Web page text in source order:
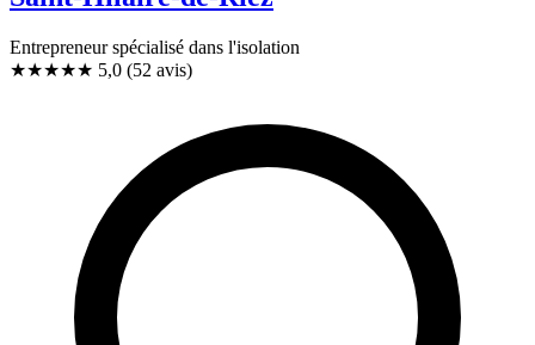
Entrepreneur spécialisé dans l'isolation
★★★★★ 5,0 (52 avis)